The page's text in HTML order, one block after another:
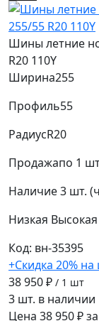
Шины летние
R20 110Y
Ширина255
Профиль55
РадиусR20
Продажапо 1
Наличие3 шт.
Низкая Высокая
Код: вн-35395
+Скидка 20%
38 950 ₽ / 1 шт
3 шт. в наличии
Цена 38 950 ₽